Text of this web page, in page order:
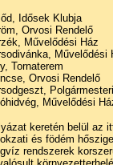
Idősek Klubja
Orvosi Rendelő
Művelődési Ház
Művelődési
Tornaterem
Orvosi Rendelő
Művelődési
keretén belül az
és födém
rendszerek